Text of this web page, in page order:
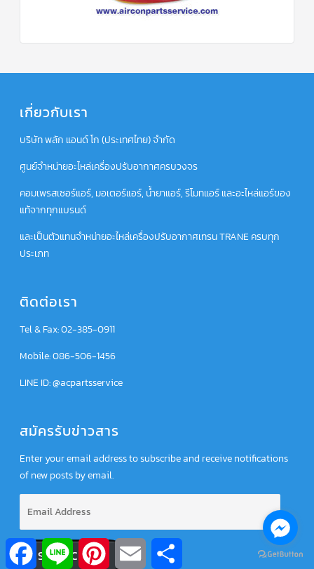
เกี่ยวกับเรา
บริษัท พลัก แอนด์ โก (ประเทศไทย) จำกัด
ศูนย์จำหน่ายอะไหล่เครื่องปรับอากาศครบวงจร
คอมเพรสเซอร์แอร์, มอเตอร์แอร์, น้ำยาแอร์, รีโมทแอร์ และอะไหล่แอร์ของ
แท้จากทุกแบรนด์
และเป็นตัวแทนจำหน่ายอะไหล่เครื่องปรับอากาศเทรน TRANE ครบทุก
ประเภท
ติดต่อเรา
Tel & Fax: 02-385-0911
Mobile: 086-506-1456
LINE ID: @acpartsservice
สมัครรับข่าวสาร
Enter your email address to subscribe and receive notifications
of new posts by email.
a
i
SUBSCRIBE
FacebookLine Pinterest Email